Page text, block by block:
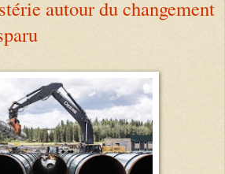
autour du changement